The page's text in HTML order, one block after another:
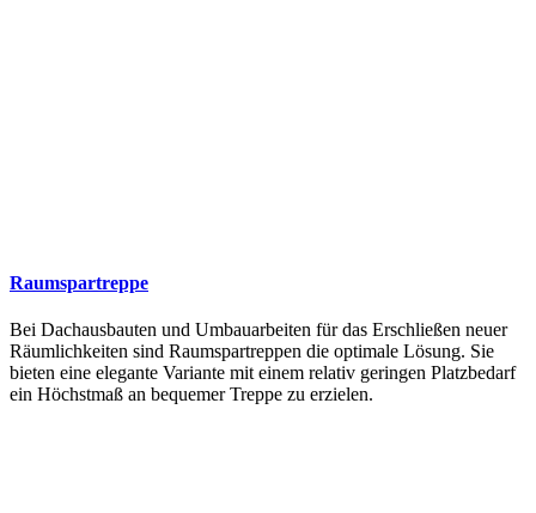
Raumspartreppe
Bei Dachausbauten und Umbauarbeiten für das Erschließen neuer
Räumlichkeiten sind Raumspartreppen die optimale Lösung. Sie
bieten eine elegante Variante mit einem relativ geringen Platzbedarf
ein Höchstmaß an bequemer Treppe zu erzielen.